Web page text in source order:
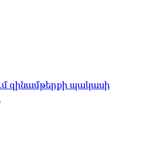
զինամթերքի պակասի